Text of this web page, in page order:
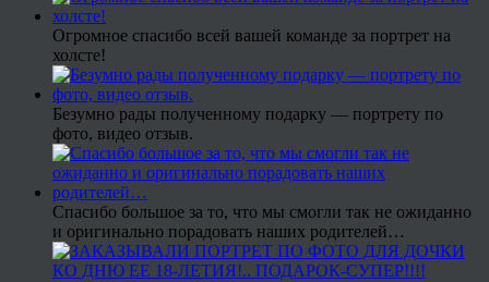
Огромное спасибо всей вашей команде за портрет на
холсте!
Безумно рады полученному подарку — портрету по
фото, видео отзыв.
Спасибо большое за то, что мы смогли так не ожиданно
и оригинально порадовать наших родителей…